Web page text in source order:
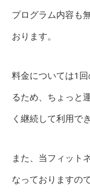
プログラム内容も
おります。
料金については1
るため、ちょっと
く継続して利用で
また、当フィット
なっておりますの